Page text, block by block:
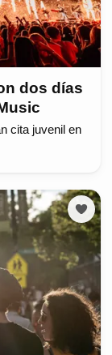
dos días
cita juvenil en